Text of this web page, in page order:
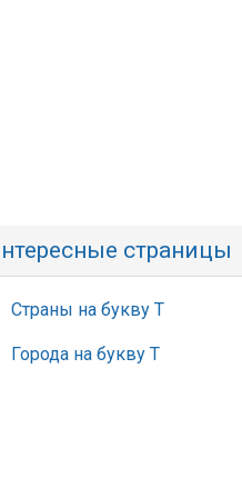
страницы
Страны на букву Т
Города на букву Т